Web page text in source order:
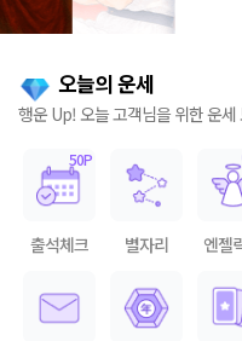
오늘의 운세
행운 Up! 오늘 고객님을 위한 운세
출석체크 별자리 엔젤